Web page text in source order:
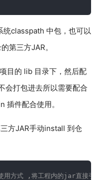
classpath 中包，也可以
第三方JAR。
目的 lib 目录下，然后配
会打包进去所以需要配合
件配合使用。
方JAR手动install 到仓
方式 ,将工程内的jar直接引入